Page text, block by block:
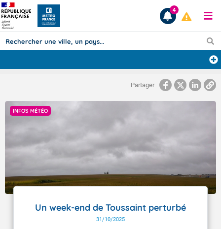
Prévisions
TOUS LES RÉSULTATS
Articles
4
Partager
INFOS MÉTÉO
Un week-end de Toussaint perturbé
31/10/2025